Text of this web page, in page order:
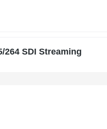
264 SDI Streaming